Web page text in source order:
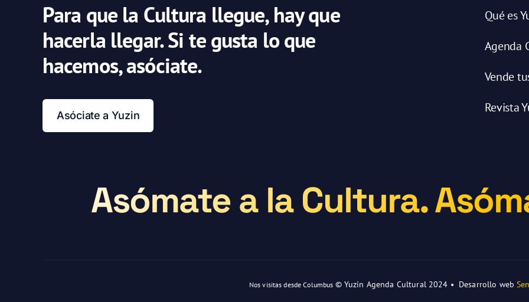
Para que la Cultura llegue, hay que
hacerla llegar. Si te gusta lo que
hacemos, asóciate.
Asóciate a Yuzin
Qué es
Agenda
Vende
Revista
Asómate a la Cultura.
Nos visitas desde Columbus © Yuzin Agenda Cultural 2024 • Desarrollo web